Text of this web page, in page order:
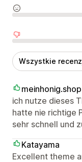
Neutralne recenzje
Negatywne
Wszystkie
meinhonig.shop
ich nutze dieses
hatte nie richtige
sehr schnell und
Katayama
Excellent theme